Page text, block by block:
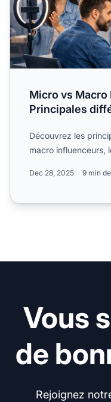
Micro vs
Principales
Découvrez les
macro influenceurs,
Dec 28, 2025 9 min
Vous
de
Rejoignez